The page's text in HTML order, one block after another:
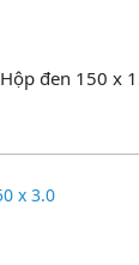
Hộp đen 150 x